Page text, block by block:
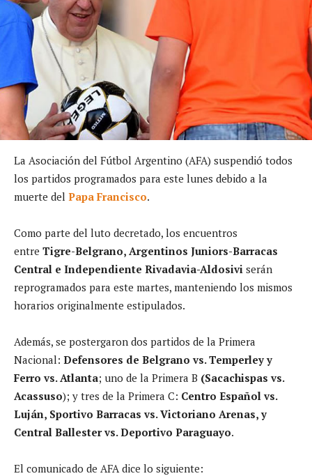
La Asociación del Fútbol Argentino (AFA) suspendió todos
los partidos programados para este lunes debido a la
muerte del Papa Francisco.
Como parte del luto decretado, los encuentros
entre Tigre-Belgrano, Argentinos Juniors-Barracas
Central e Independiente Rivadavia-Aldosivi serán
reprogramados para este martes, manteniendo los mismos
horarios originalmente estipulados.
Además, se postergaron dos partidos de la Primera
Nacional: Defensores de Belgrano vs. Temperley y
Ferro vs. Atlanta; uno de la Primera B (Sacachispas vs.
Acassuso); y tres de la Primera C: Centro Español vs.
Luján, Sportivo Barracas vs. Victoriano Arenas, y
Central Ballester vs. Deportivo Paraguayo.
El comunicado de AFA dice lo siguiente: